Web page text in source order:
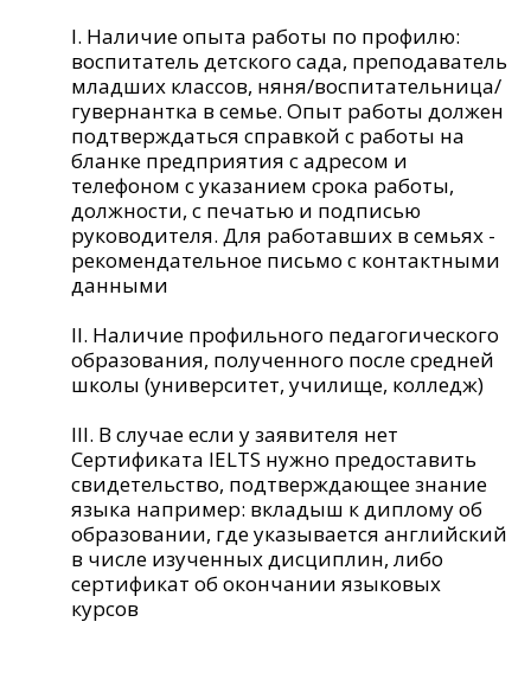
Наличие опыта работы по профилю:
воспитатель детского сада, преподаватель
младших классов, няня/воспитательница/
гувернантка в семье. Опыт работы должен
подтверждаться справкой с работы на
бланке предприятия с адресом и
телефоном с указанием срока работы,
должности, с печатью и подписью
руководителя. Для работавших в семьях -
рекомендательное письмо с контактными
данными
Наличие профильного педагогического
образования, полученного после средней
школы (университет, училище, колледж)
В случае если у заявителя нет
Сертификата IELTS нужно предоставить
свидетельство, подтверждающее знание
языка например: вкладыш к диплому об
образовании, где указывается английский
в числе изученных дисциплин, либо
сертификат об окончании языковых
курсов